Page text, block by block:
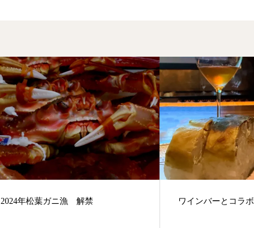
2024年松葉ガニ漁 解禁 ワインバーとコラボ